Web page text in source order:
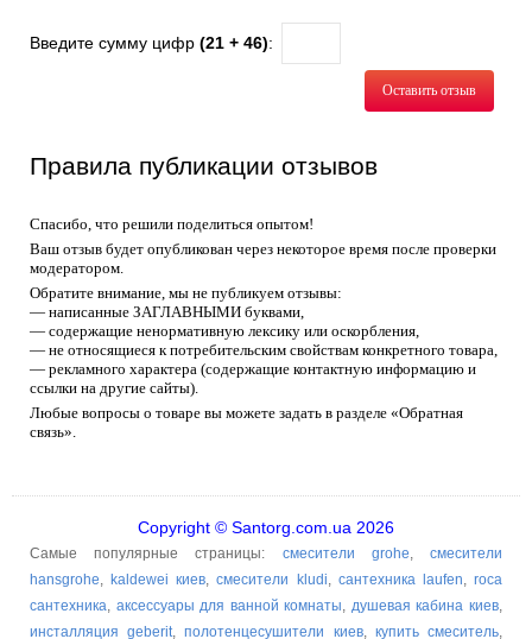
Введите сумму цифр (21 + 46):
Оставить отзыв
Правила публикации отзывов
Спасибо, что решили поделиться опытом!
Ваш отзыв будет опубликован через некоторое время после проверки
модератором.
Обратите внимание, мы не публикуем отзывы:
— написанные ЗАГЛАВНЫМИ буквами,
— содержащие ненормативную лексику или оскорбления,
— не относящиеся к потребительским свойствам конкретного товара,
— рекламного характера (содержащие контактную информацию и
ссылки на другие сайты).
Любые вопросы о товаре вы можете задать в разделе «Обратная
связь».
Copyright © Santorg.com.ua 2026
Самые популярные страницы: смесители grohe,смесители
hansgrohe, kaldewei киев,смесители kludi, сантехника laufen,roca
сантехника, аксессуары для ванной комнаты, душевая кабина киев,
инсталляция geberit,полотенцесушители киев, купить смеситель,